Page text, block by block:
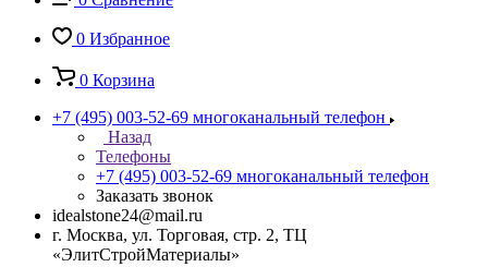
0 Избранное
0 Корзина
+7 (495) 003-52-69 многоканальный телефон
Назад
Телефоны
+7 (495) 003-52-69 многоканальный телефон
Заказать звонок
idealstone24@mail.ru
г. Москва, ул. Торговая, стр. 2, ТЦ
«ЭлитСтройМатериалы»